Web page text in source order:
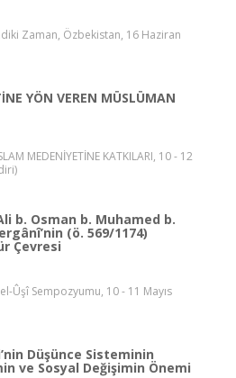
Zaman, Özbekistan, 16 Haziran
YÖN VEREN MÜSLÜMAN
MEDENİYETİNE KATKILARI, 10 - 12
b. Osman b. Muhamed b.
(ö. 569/1174)
Çevresi
Ûşî Sempozyumu, 10 - 11 Mayıs
Düşünce Sisteminin
ve Sosyal Değişimin Önemi